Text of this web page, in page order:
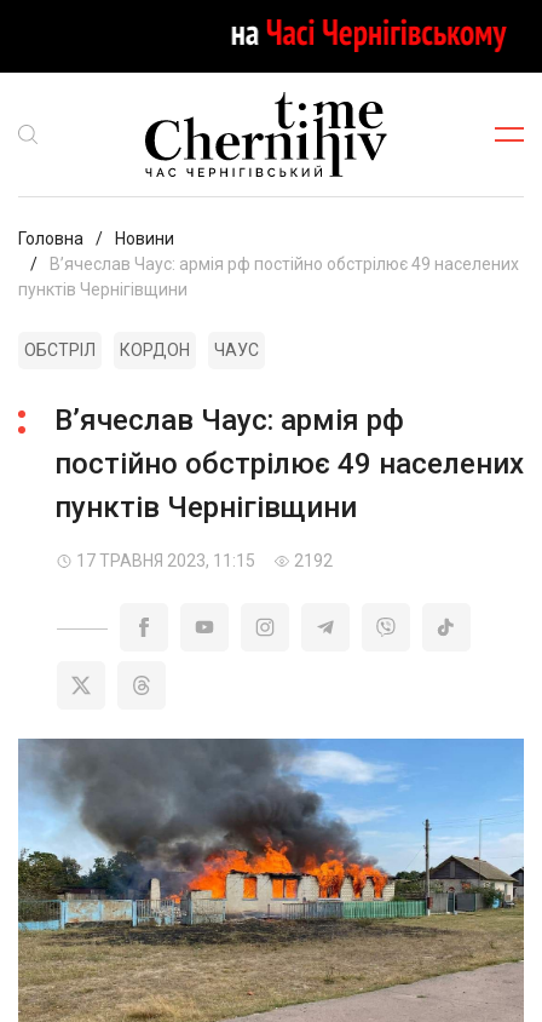
Головна
Новини
В’ячеслав Чаус: армія рф постійно обстрілює 49 населених
пунктів Чернігівщини
ОБСТРІЛ КОРДОН ЧАУС
В’ячеслав Чаус: армія рф
постійно обстрілює 49 населених
пунктів Чернігівщини
17 ТРАВНЯ 2023, 11:15 2192